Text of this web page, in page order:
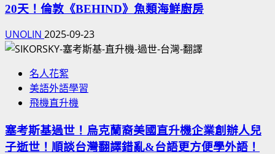
20天！倫敦《BEHIND》魚類海鮮廚房
UNOLIN 2025-09-23
名人花絮
美語外語學習
飛機直升機
塞考斯基過世！烏克蘭裔美國直升機企業創辦人兒
子逝世！順談台灣翻譯錯亂&台語更方便學外語！